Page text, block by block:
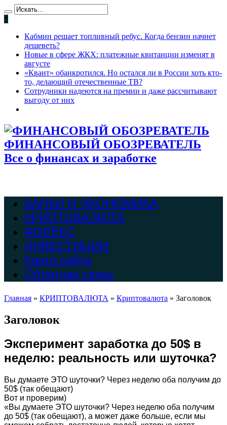
*
Кабмин решает топливный ребус. Когда бензин начнет
дешеветь?
Новые в сфере ЖКХ: платежные квитанции изменят в
августе
«Квант» обанкротился. Но остался ли в России хоть кто-
то, делающий отечественные ТВ?
Сотрудники надеются на премии и даже рассчитывают
выгоду от них
ФИНАНСОВЫЙ ОБОЗРЕВАТЕЛЬ
Все о финансах и заработке
БАНКИ И ЭКОНОМИКА
КРИПТОВАЛЮТА
ФОРЕКС
ИНВЕСТИЦИИ
Карта сайта
Обратная связь
Главная » КРИПТОВАЛЮТА » Криптовалюта » Заголовок
Заголовок
Эксперимент заработка до 50$ в
неделю: реальность или шуточка?
Вы думаете ЭТО шуточки? Через неделю оба получим до
50$ (так обещают)
Вот и проверим)
«Вы думаете ЭТО шуточки? Через неделю оба получим
до 50$ (так обещают), а может даже больше, если мы